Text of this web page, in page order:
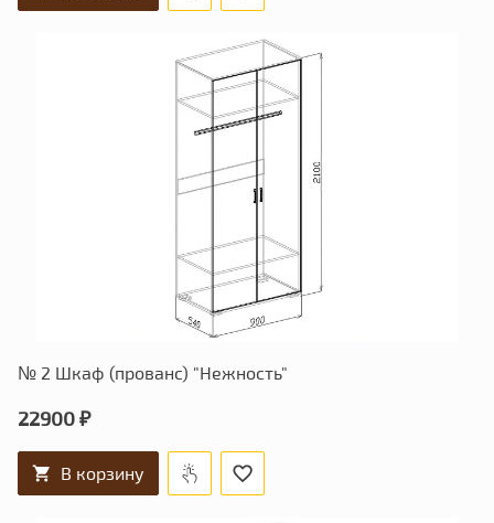
№ 2 Шкаф (прованс) "Нежность"
22900 ₽
В корзину